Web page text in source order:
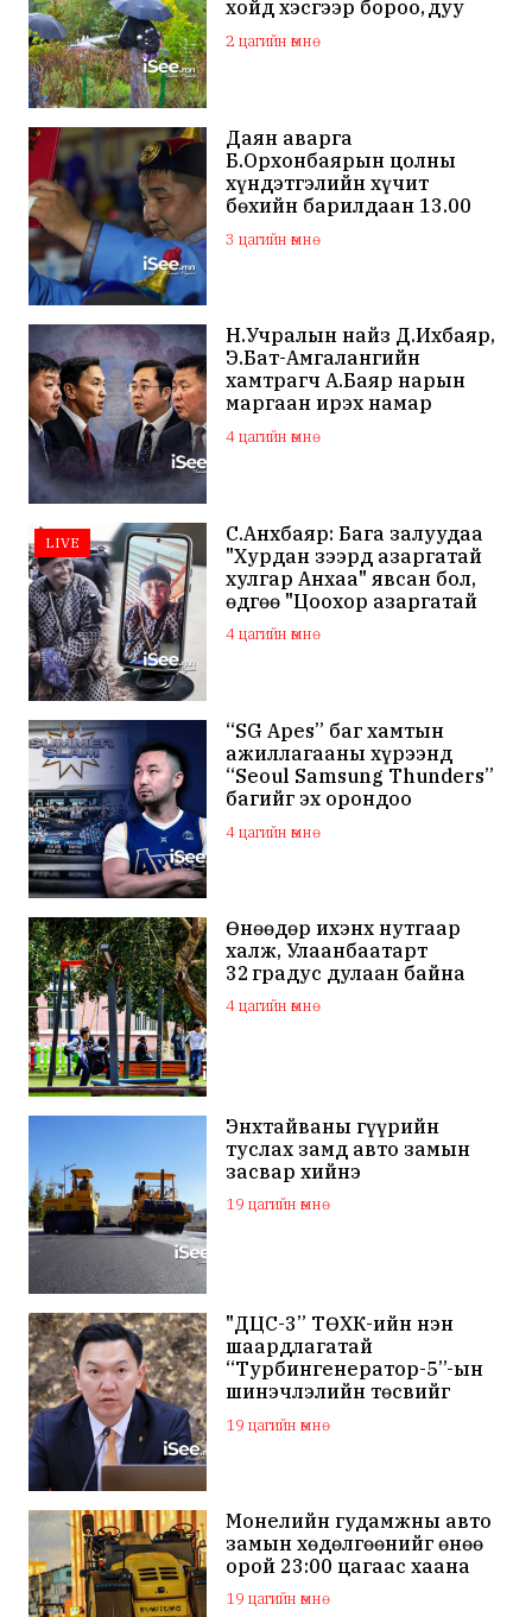
хойд хэсгээр бороо, дуу
цахилгаантай аадар бороо
2 цагийн өмнө
Даян аварга
Б.Орхонбаярын цолны
хүндэтгэлийн хүчит
бөхийн барилдаан 13.00
цагаас эхэлнэ
3 цагийн өмнө
Н.Учралын найз Д.Ихбаяр,
Э.Бат-Амгалангийн
хамтрагч А.Баяр нарын
маргаан ирэх намар
нийслэлийн МАН дахин
хагарахыг харуулж байна
4 цагийн өмнө
LIVE
С.Анхбаяр: Бага залуудаа
"Хурдан зээрд азаргатай
хулгар Анхаа" явсан бол,
өдгөө "Цоохор азаргатай
цоохор дээлтэй Анхаа"
болжээ
4 цагийн өмнө
“SG Apes” баг хамтын
ажиллагааны хүрээнд
“Seoul Samsung Thunders”
багийг эх орондоо
төлбөргүй авчирсан нь
Монголын сагсан бөмбөг
4 цагийн өмнө
Өнөөдөр ихэнх нутгаар
халж, Улаанбаатарт
32 градус дулаан байна
4 цагийн өмнө
Энхтайваны гүүрийн
туслах замд авто замын
засвар хийнэ
19 цагийн өмнө
"ДЦС-3” ТӨХК-ийн нэн
шаардлагатай
“Турбингенератор-5”-ын
шинэчлэлийн төсвийг
шийдвэрлэхээр болов
19 цагийн өмнө
Монелийн гудамжны авто
замын хөдөлгөөнийг өнөө
орой 23:00 цагаас хаана
19 цагийн өмнө